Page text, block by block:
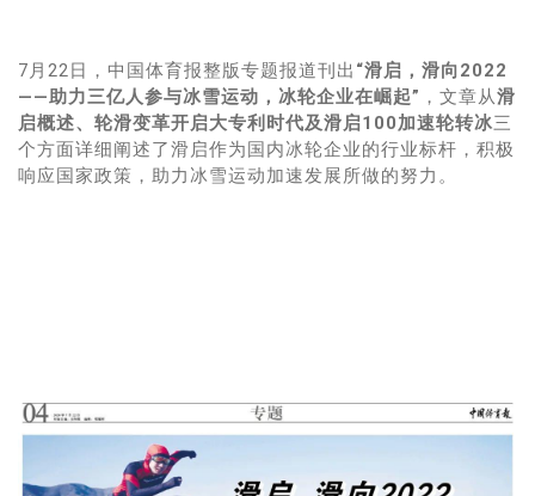
7月22日，中国体育报整版专题报道刊出 “滑启，滑向2022
——助力三亿人参与冰雪运动，冰轮企业在崛起” ，文章从滑
启概述、轮滑变革开启大专利时代及滑启100加速轮转冰三
个方面详细阐述了滑启作为国内冰轮企业的行业标杆，积极
响应国家政策，助力冰雪运动加速发展所做的努力。